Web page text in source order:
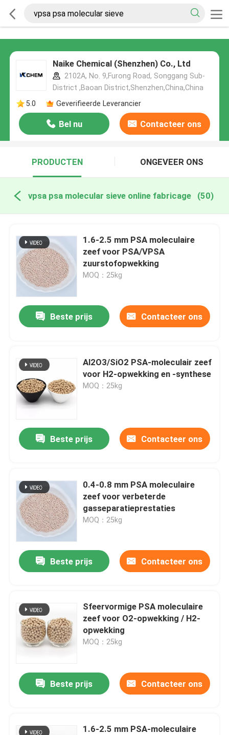
Naike Chemical (Shenzhen) Co., Ltd
2102A, No. 9,Furong Road, Songgang Sub-
District ,Baoan District,Shenzhen,China,China
5.0
Geverifieerde Leverancier
Bel nu Contacteer ons
PRODUCTEN ONGEVEER ONS
vpsa psa molecular sieve online fabricage (50)
1.6-2.5 mm PSA moleculaire
zeef voor PSA/VPSA
zuurstofopwekking
MOQ：25kg
Beste prijs Contacteer ons
Al2O3/SiO2 PSA-moleculair zeef
voor H2-opwekking en -synthese
MOQ：25kg
Beste prijs Contacteer ons
0.4-0.8 mm PSA moleculaire
zeef voor verbeterde
gasseparatieprestaties
MOQ：25kg
Beste prijs Contacteer ons
Sfeervormige PSA moleculaire
zeef voor O2-opwekking / H2-
opwekking
MOQ：25kg
Beste prijs Contacteer ons
1.6-2.5 mm PSA-moleculaire